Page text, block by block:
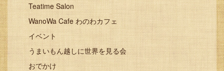
Teatime Salon
WanoWa Cafe わのわカフェ
イベント
うまいもん越しに世界を見る会
おでかけ